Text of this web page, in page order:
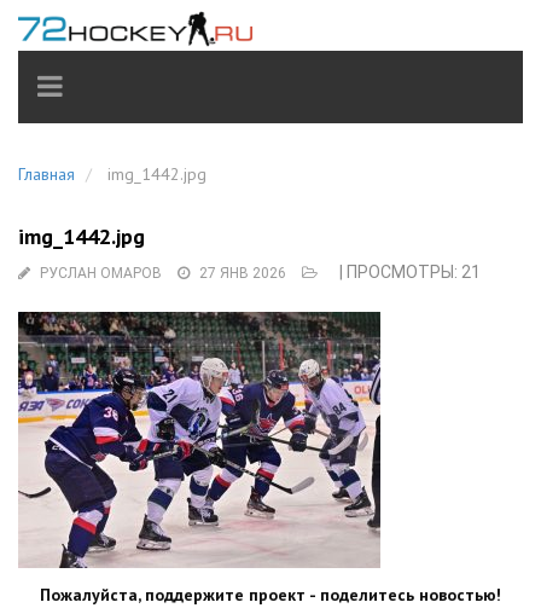
TOGGLE
NAVIGATION
Главная img_1442.jpg
img_1442.jpg
РУСЛАН ОМАРОВ 27 ЯНВ 2026 | ПРОСМОТРЫ: 21
Пожалуйста, поддержите проект - поделитесь новостью!